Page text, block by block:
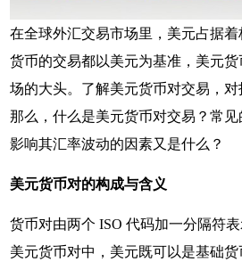
在全球外汇交易市场里，美元占据
货币的交易都以美元为基准，美元
场的大头。了解美元货币对交易，对
那么，什么是美元货币对交易？常见
影响其汇率波动的因素又是什么？
美元货币对的构成与含义
货币对由两个 ISO 代码加一分隔符
美元货币对中，美元既可以是基础